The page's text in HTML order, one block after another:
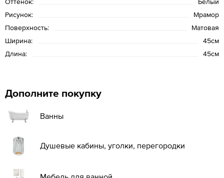
Рисунок:
Мрамор
Поверхность:
Матовая
Ширина:
45см
Длина:
45см
Дополните покупку
Ванны
Душевые кабины, уголки, перегородки